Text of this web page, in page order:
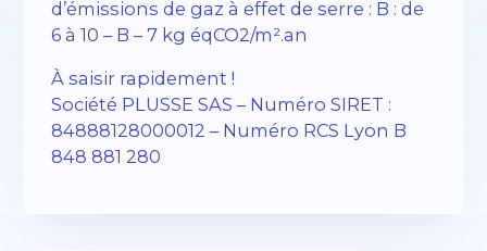
d’émissions de gaz à effet de serre : B : de
6 à 10 – B – 7 kg éqCO2/m².an
À saisir rapidement !
Société PLUSSE SAS – ​​Numéro SIRET :
84888128000012 – Numéro RCS Lyon B
848 881 280